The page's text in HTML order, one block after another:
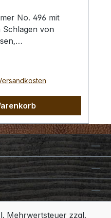
No. 496 mit
von
durch
Poly -
/
Mehrwertsteuer zzgl.